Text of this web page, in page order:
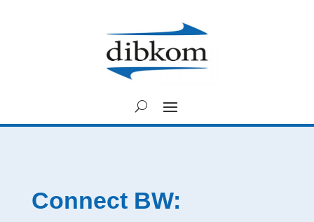
Connect BW: